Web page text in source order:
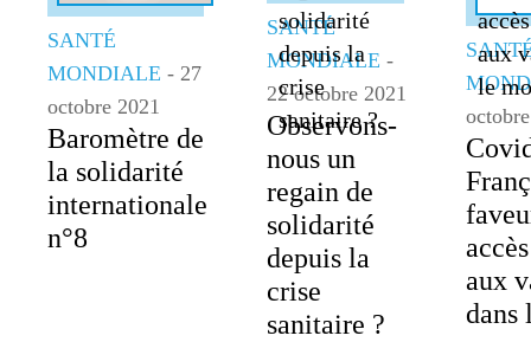
SANTÉ
MONDIALE - 27
octobre 2021
Baromètre de
la solidarité
internationale
n°8
SANTÉ
MONDIALE -
22 octobre 2021
Observons-
nous un
regain de
solidarité
depuis la
crise
sanitaire ?
aux
dans